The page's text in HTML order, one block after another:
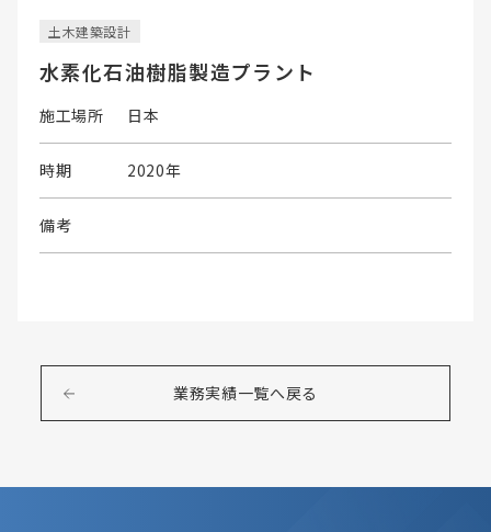
土木建築設計
水素化石油樹脂製造プラント
施工場所 日本
時期 2020年
備考
業務実績一覧へ戻る